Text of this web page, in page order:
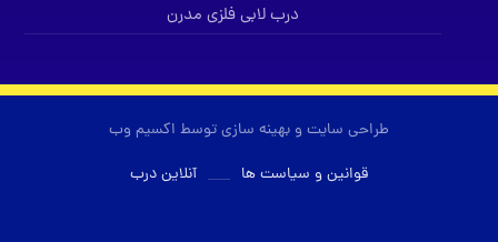
درب لابی فلزی مدرن
طراحی سایت و بهینه سازی توسط اکسیم وب
قوانین و سیاست ها
آنلاین درب